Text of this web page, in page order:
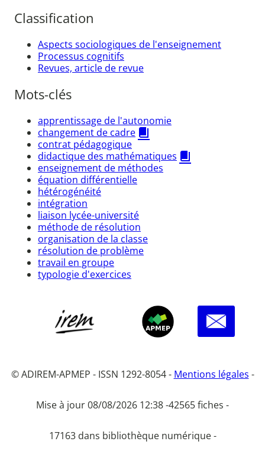
Classification
Aspects sociologiques de l'enseignement
Processus cognitifs
Revues, article de revue
Mots-clés
apprentissage de l'autonomie
changement de cadre
contrat pédagogique
didactique des mathématiques
enseignement de méthodes
équation différentielle
hétérogénéité
intégration
liaison lycée-université
méthode de résolution
organisation de la classe
résolution de problème
travail en groupe
typologie d'exercices
© ADIREM-APMEP - ISSN 1292-8054 - Mentions légales -
Mise à jour 08/08/2026 12:38 -42565 fiches -
17163 dans bibliothèque numérique -